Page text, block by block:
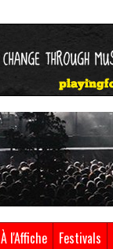
À l'Affiche Festivals